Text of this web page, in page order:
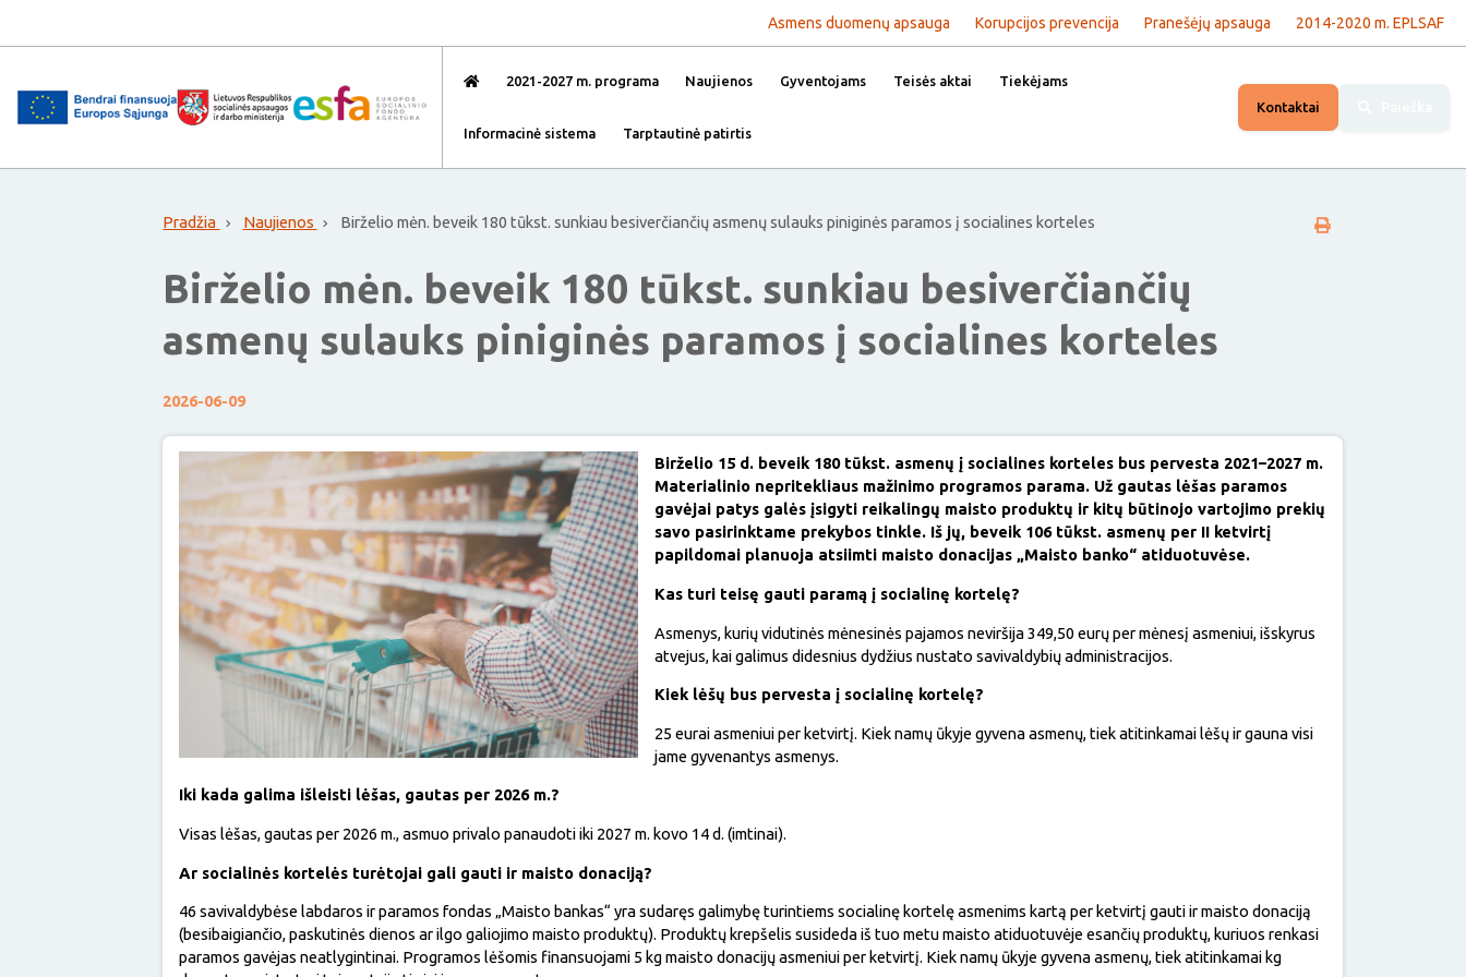
Asmens duomenų apsauga Korupcijos prevencija Pranešėjų apsauga 2014-2020 m. EPLSAF
2021-2027 m. programa Naujienos Gyventojams Teisės aktai Tiekėjams
Informacinė sistema Tarptautinė patirtis
Kontaktai
Pradžia Naujienos Birželio mėn. beveik 180 tūkst. sunkiau besiverčiančių asmenų sulauks piniginės paramos į socialines korteles
Birželio mėn. beveik 180 tūkst. sunkiau besiverčiančių
asmenų sulauks piniginės paramos į socialines korteles
2026-06-09
Birželio 15 d. beveik 180 tūkst. asmenų į socialines korteles bus pervesta 2021–2027 m.
Materialinio nepritekliaus mažinimo programos parama. Už gautas lėšas paramos
gavėjai patys galės įsigyti reikalingų maisto produktų ir kitų būtinojo vartojimo prekių
savo pasirinktame prekybos tinkle. Iš jų, beveik 106 tūkst. asmenų per II ketvirtį
papildomai planuoja atsiimti maisto donacijas „Maisto banko“ atiduotuvėse.
Kas turi teisę gauti paramą į socialinę kortelę?
Asmenys, kurių vidutinės mėnesinės pajamos neviršija 349,50 eurų per mėnesį asmeniui, išskyrus
atvejus, kai galimus didesnius dydžius nustato savivaldybių administracijos.
Kiek lėšų bus pervesta į socialinę kortelę?
25 eurai asmeniui per ketvirtį. Kiek namų ūkyje gyvena asmenų, tiek atitinkamai lėšų ir gauna visi
jame gyvenantys asmenys.
Iki kada galima išleisti lėšas, gautas per 2026 m.?
Visas lėšas, gautas per 2026 m., asmuo privalo panaudoti iki 2027 m. kovo 14 d. (imtinai).
Ar socialinės kortelės turėtojai gali gauti ir maisto donaciją?
46 savivaldybėse labdaros ir paramos fondas „Maisto bankas“ yra sudaręs galimybę turintiems socialinę kortelę asmenims kartą per ketvirtį gauti ir maisto donaciją
(besibaigiančio, paskutinės dienos ar ilgo galiojimo maisto produktų). Produktų krepšelis susideda iš tuo metu maisto atiduotuvėje esančių produktų, kuriuos renkasi
paramos gavėjas neatlygintinai. Programos lėšomis finansuojami 5 kg maisto donacijų asmeniui per ketvirtį. Kiek namų ūkyje gyvena asmenų, tiek atitinkamai kg